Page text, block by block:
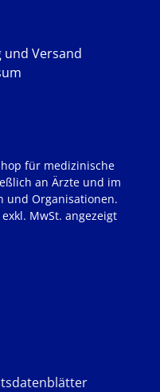
und Versand
für medizinische
an Ärzte und im
und Organisationen.
MwSt. angezeigt